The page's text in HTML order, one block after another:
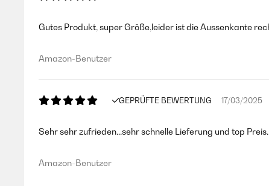
Gutes Produkt, super Größe,leider ist die Aussenkante
Amazon-Benutzer
GEPRÜFTE BEWERTUNG 17/03/2025
Sehr sehr zufrieden...sehr schnelle Lieferung und top
Amazon-Benutzer